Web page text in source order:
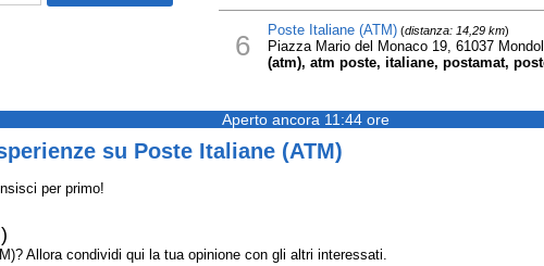
6 Poste Italiane (ATM)(distanza: 14,29 km)
Piazza Mario del Monaco 19, 61037
(atm), atm poste, italiane, postamat,
Aperto ancora 11:44 ore
su Poste Italiane (ATM)
per primo!
Allora condividi qui la tua opinione con gli altri interessati.